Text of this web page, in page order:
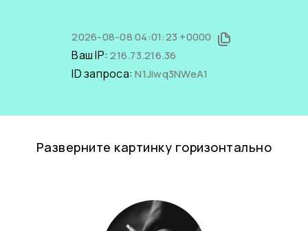
2026-08-08 04:01:23 +0000
Ваш IP:216.73.216.36
ID запроса:N1Jiwq3NWeA1
Разверните картинку горизонтально